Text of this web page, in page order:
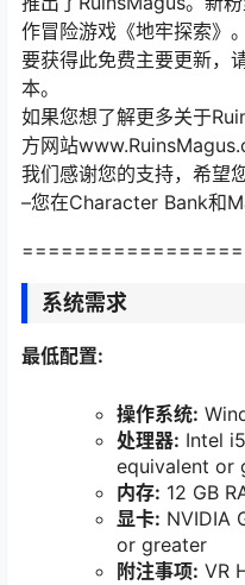
作冒险游戏《地牢探索》。
要获得此免费主要更新，
本。
如果您想了解更多关于
方网站
我们感谢您的支持，希望
–您在Character Bank和
系统需求
最低配置:
操作系统:
处理器: Intel
equivalent or
内存: 12 GB
显卡: NVIDIA
or greater
附注事项: VR